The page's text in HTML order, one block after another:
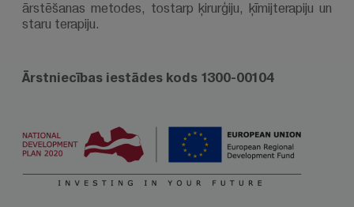
ārstēšanas metodes, tostarp ķirurģiju, ķīmijterapiju un
staru terapiju.
Ārstniecības iestādes kods 1300-00104